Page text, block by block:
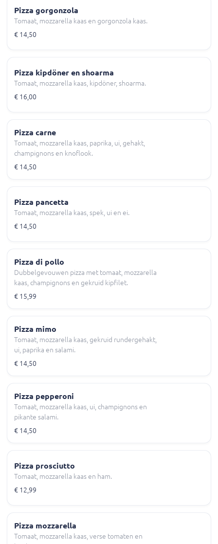
Pizza gorgonzola
Tomaat, mozzarella kaas en gorgonzola kaas.
€ 14,50
Pizza kipdöner en shoarma
Tomaat, mozzarella kaas, kipdöner, shoarma.
€ 16,00
Pizza carne
Tomaat, mozzarella kaas, paprika, ui, gehakt,
champignons en knoflook.
€ 14,50
Pizza pancetta
Tomaat, mozzarella kaas, spek, ui en ei.
€ 14,50
Pizza di pollo
Dubbelgevouwen pizza met tomaat, mozzarella
kaas, champignons en gekruid kipfilet.
€ 15,99
Pizza mimo
Tomaat, mozzarella kaas, gekruid rundergehakt,
ui, paprika en salami.
€ 14,50
Pizza pepperoni
Tomaat, mozzarella kaas, ui, champignons en
pikante salami.
€ 14,50
Pizza prosciutto
Tomaat, mozzarella kaas en ham.
€ 12,99
Pizza mozzarella
Tomaat, mozzarella kaas, verse tomaten en